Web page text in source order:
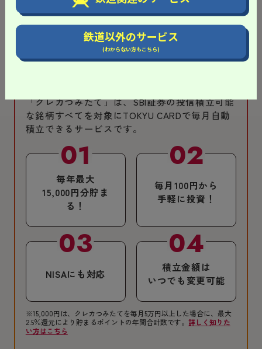
※TOKYU POINTの有効期限は、加算日から最長3年間になります。
「クレカつみたて」は、SBI証券の投信積立可能
な銘柄すべてを対象にTOKYU CARDで毎月自動
積立できるサービスです。
毎年最大
15,000円分貯ま
る！
毎月100円から
手軽に投資！
NISAにも対応
積立金額は
いつでも変更可能
※15,000円は、クレカつみたてを毎月5万円以上した場合に、最大
2.5％還元により貯まるポイントの年間合計数です。 詳しく知りた
い方はこちら
鉄道以外のサービス
(わからない方もこちら)